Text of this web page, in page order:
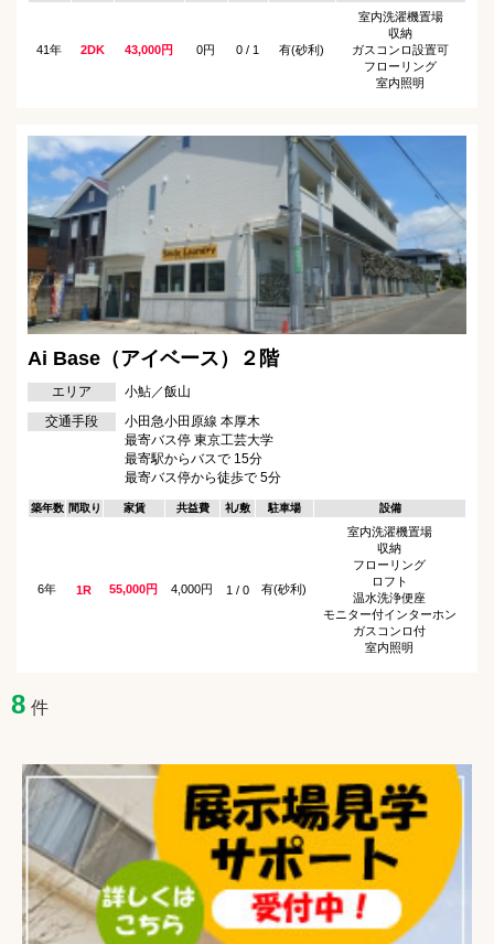
41年 2DK 43,000円 0円 0 / 1 有(砂利)
室内洗濯機置場
収納
ガスコンロ設置可
フローリング
室内照明
Ai Base（アイベース）２階
エリア
小鮎／飯山
交通手段
小田急小田原線 本厚木
最寄バス停 東京工芸大学
最寄駅からバスで 15分
最寄バス停から徒歩で 5分
築年数 間取り 家賃 共益費 礼/敷 駐車場 設備
6年 1R 55,000円 4,000円 1 / 0 有(砂利)
室内洗濯機置場
収納
フローリング
ロフト
温水洗浄便座
モニター付インターホン
ガスコンロ付
室内照明
8 件